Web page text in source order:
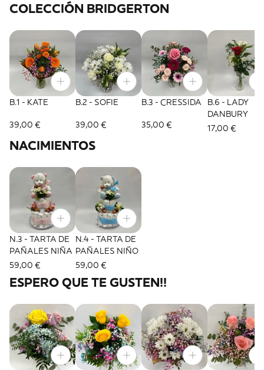
COLECCIÓN BRIDGERTON
B.1 - KATE
39,00 €
B.2 - SOFIE
39,00 €
B.3 - CRESSIDA
35,00 €
B.6 - LADY
DANBURY
17,00 €
NACIMIENTOS
N.3 - TARTA DE
PAÑALES NIÑA
59,00 €
N.4 - TARTA DE
PAÑALES NIÑO
59,00 €
ESPERO QUE TE GUSTEN!!